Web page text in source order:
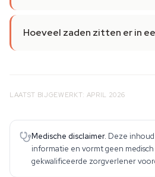
Hoeveel zaden zitten er in
LAATST BIJGEWERKT: APRIL 2026
Medische disclaimer. Deze
informatie en vormt geen medisch
gekwalificeerde zorgverlener